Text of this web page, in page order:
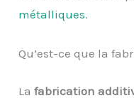
métalliques.
Qu’est-ce que la
Lafabrication